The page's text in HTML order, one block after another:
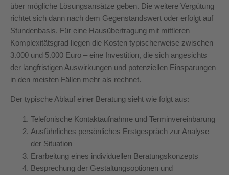
über mögliche Lösungsansätze geben. Die weitere Vergütung
richtet sich dann nach dem Gegenstandswert oder erfolgt auf
Stundenbasis. Für eine Hausübertragung mit mittleren
Komplexitätsgrad liegen die Kosten typischerweise zwischen
3.000 und 5.000 Euro – eine Investition, die sich angesichts
der langfristigen Auswirkungen und potenziellen Einsparungen
in den meisten Fällen mehr als rechnet.
Der typische Ablauf einer Beratung sieht wie folgt aus:
Telefonische Kontaktaufnahme und Terminvereinbarung
Ausführliches persönliches Erstgespräch zur Analyse
der Situation
Erarbeitung eines individuellen Beratungskonzepts
Besprechung der Gestaltungsoptionen und